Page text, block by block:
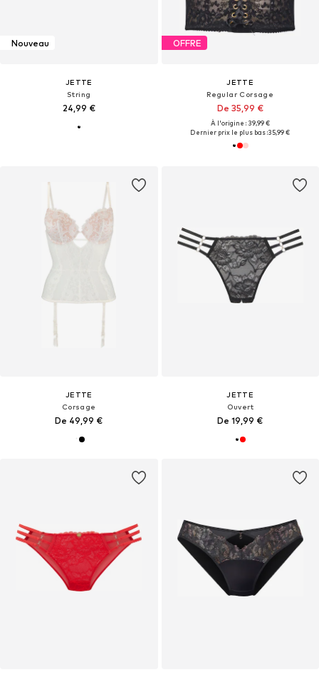
Nouveau
JETTE
String
24,99 €
OFFRE
JETTE
Regular Corsage
De 35,99 €
À l'origine : 39,99 €
Dernier prix le plus bas :35,99 €
JETTE
Corsage
De 49,99 €
JETTE
Ouvert
De 19,99 €